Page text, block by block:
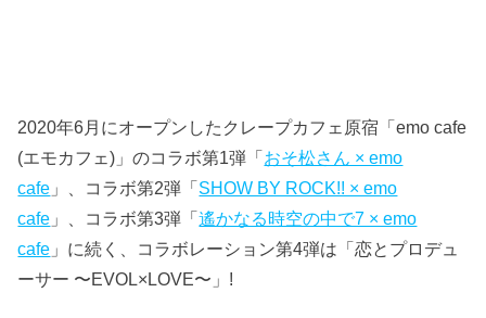
2020年6月にオープンしたクレープカフェ原宿「emo cafe
(エモカフェ)」のコラボ第1弾「 おそ松さん × emo
cafe 」、コラボ第2弾「 SHOW BY ROCK!! × emo
cafe 」、コラボ第3弾「遙かなる時空の中で7 × emo
cafe 」に続く、コラボレーション第4弾は「恋とプロデュ
ーサー 〜EVOL×LOVE〜」!